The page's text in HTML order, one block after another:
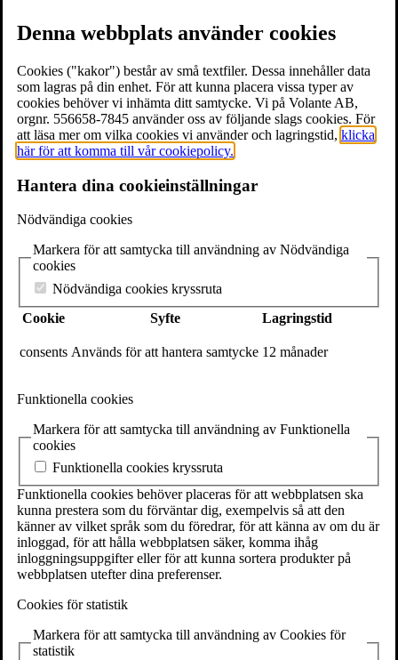
jag är himmel och hav
En
filosofisk undersökning av
graviditet, liv och jagets
gränser
avJonna Bornemark
Är vi människor i grunden enskilda, ensamma – eller hör vi
Bornemark en av de mest paradoxala och djupt existentiella
Den gravida kvinnan kontrollerar sin kropp och samtidigt inte, hon
är passiv och aktiv på samma gång, hon möter både liv och död.
Hon är en – och samtidigt två. Det är en erfarenhet som inte har fått
ta plats i filosofin, den västerländska filosofen har typiskt inte varit
Men om vi tog denna erfarenhet på allvar, vad skulle vi då
Vi tänker så ofta att livet börjar vid födelsen och att kroppar är
separerade från varandra. Vi uppfattar liv som något som finns i
åtskilda individer, inte som något som binder ihop oss med varandra.
oss en ny, annan förståelse för vad liv är och vilken relation vi
egentligen har till andra människor och andra levande varelser.
Jonna Bornemark är en av Sveriges mest kända och tongivande
filosofer. Med succéböcker som De omätbaras renässans och
Horisonten finns alltid kvarhar hon nått långt bortom de filosofiska
rummen.
jag är himmel och hav
tappar bort i vår iver att ringa in, spalta upp, mäta och kvantifiera
varje aspekt av livet. Menjag är himmel och havär samtidigt något
helt annorlunda – och Jonna Bornemarks mest personliga bok
Denna webbplats använder cookies
Cookies ("kakor") består av små textfiler. Dessa innehåller data
som lagras på din enhet. För att kunna placera vissa typer av
cookies behöver vi inhämta ditt samtycke. Vi på Volante AB,
orgnr. 556658-7845 använder oss av följande slags cookies. För
att läsa mer om vilka cookies vi använder och lagringstid, klicka
här för att komma till vår cookiepolicy.
Hantera dina cookieinställningar
Nödvändiga cookies
Markera för att samtycka till användning av Nödvändiga
cookies
Nödvändiga cookies kryssruta
Cookie
Syfte Lagringstid
consents Används för att hantera samtycke 12 månader
Funktionella cookies
Markera för att samtycka till användning av Funktionella
cookies
Funktionella cookies kryssruta
Funktionella cookies behöver placeras för att webbplatsen ska
kunna prestera som du förväntar dig, exempelvis så att den
känner av vilket språk som du föredrar, för att känna av om du är
inloggad, för att hålla webbplatsen säker, komma ihåg
inloggningsuppgifter eller för att kunna sortera produkter på
webbplatsen utefter dina preferenser.
Cookies för statistik
Markera för att samtycka till användning av Cookies för
statistik